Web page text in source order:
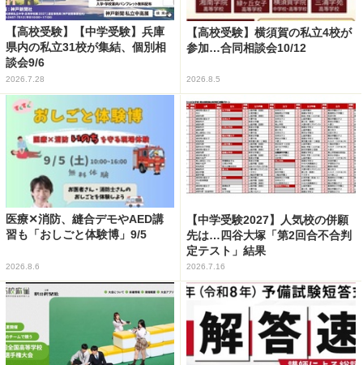
【高校受験】【中学受験】兵庫
県内の私立31校が集結、個別相
談会9/6
2026.7.28
【高校受験】横須賀の私立4校が
参加…合同相談会10/12
2026.8.5
医療✕消防、縫合デモやAED講
習も「おしごと体験博」9/5
2026.8.6
【中学受験2027】人気校の併願
先は…四谷大塚「第2回合不合判
定テスト」結果
2026.7.16